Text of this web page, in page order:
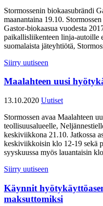
Stormossenin biokaasubrändi
maanantaina 19.10.
Gastor-biokaasua vuodesta
paikallisliikenteen linja-autoille
suomalaista jäteyhtiötä,
Siirry uutiseen
Maalahteen uusi
13.10.2020 Uutiset
Stormossen avaa Maalahteen
teollisuusalueelle,
keskiviikkona 21.10. Jatkossa
keskiviikkoisin klo 12-19 sekä
syyskuussa myös lauantaisin
Siirry uutiseen
Käynnit
maksuttomiksi